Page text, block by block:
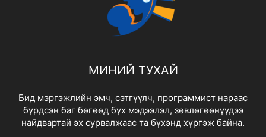
МИНИЙ ТУХАЙ
Бид мэргэжлийн эмч, сэтгүүлч, программист нараас
бүрдсэн баг бөгөөд бүх мэдээлэл, зөвлөгөөнүүдээ
найдвартай эх сурвалжаас та бүхэнд хүргэж байна.